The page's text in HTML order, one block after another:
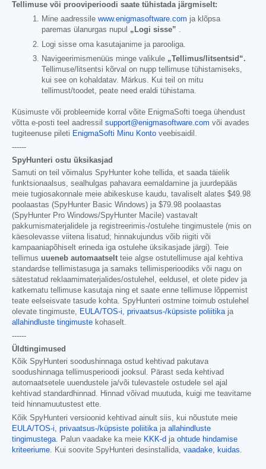
Tellimuse või prooviperioodi saate tühistada järgmiselt:
Mine aadressile www.enigmasoftware.com ja klõpsa
paremas ülanurgas nupul „Logi sisse” .
Logi sisse oma kasutajanime ja parooliga.
Navigeerimismenüüs minge valikule „Tellimus/litsentsid“.
Tellimuse/litsentsi kõrval on nupp tellimuse tühistamiseks,
kui see on kohaldatav. Märkus. Kui teil on mitu
tellimust/toodet, peate need eraldi tühistama.
Küsimuste või probleemide korral võite EnigmaSofti toega ühendust
võtta e-posti teel aadressil support@enigmasoftware.com või avades
tugiteenuse pileti EnigmaSofti Minu Konto veebisaidil.
------
SpyHunteri ostu üksikasjad
Samuti on teil võimalus SpyHunter kohe tellida, et saada täielik
funktsionaalsus, sealhulgas pahavara eemaldamine ja juurdepääs
meie tugiosakonnale meie abikeskuse kaudu, tavaliselt alates $49.98
poolaastas (SpyHunter Basic Windows) ja $79.98 poolaastas
(SpyHunter Pro Windows/SpyHunter Macile) vastavalt
pakkumismaterjalidele ja registreerimis-/ostulehe tingimustele (mis on
käesolevasse viitena lisatud; hinnakujundus võib riigiti või
kampaaniapõhiselt erineda iga ostulehe üksikasjade järgi). Teie
tellimus uueneb automaatselt teie algse ostutellimuse ajal kehtiva
standardse tellimistasuga ja samaks tellimisperioodiks või nagu on
sätestatud reklaamimaterjalides/ostulehel, eeldusel, et olete pidev ja
katkematu tellimuse kasutaja ning et saate enne tellimuse lõppemist
teate eelseisvate tasude kohta. SpyHunteri ostmine toimub ostulehel
olevate tingimuste, EULA/TOS-i, privaatsus-/küpsiste poliitikaja
allahindluste tingimuste kohaselt.
------
Üldtingimused
Kõik SpyHunteri soodushinnaga ostud kehtivad pakutava
soodushinnaga tellimusperioodi jooksul. Pärast seda kehtivad
automaatsetele uuendustele ja/või tulevastele ostudele sel ajal
kehtivad standardhinnad. Hinnad võivad muutuda, kuigi me teavitame
teid hinnamuutustest ette.
Kõik SpyHunteri versioonid kehtivad ainult siis, kui nõustute meie
EULA/TOS-i, privaatsus-/küpsiste poliitikaja allahindluste
tingimustega. Palun vaadake ka meie KKK-d ja ohtude hindamise
kriteeriume. Kui soovite SpyHunteri desinstallida, vaadake, kuidas.